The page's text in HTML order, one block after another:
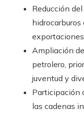
Reducción
exportaciones.
Ampliación
petrolero,
juventud y
Participación
las cadenas